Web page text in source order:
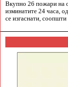
Вкупно 26 пожари на
изминатите 24 часа,
се изгаснати,